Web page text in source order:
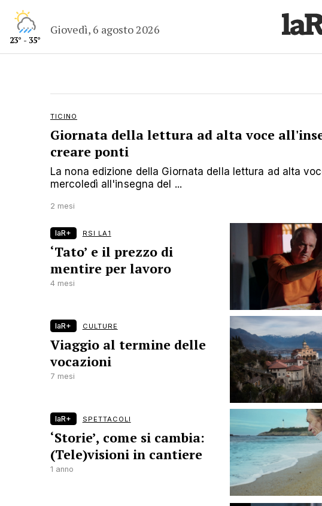
23° - 35°
Giovedì, 6 agosto 2026
TICINO
Giornata della lettura ad alta voce
creare ponti
La nona edizione della Giornata della lettura ad alta
mercoledì all'insegna del ...
2 mesi
laR+ RSI LA1
‘Tato’ e il prezzo di
mentire per lavoro
4 mesi
laR+ CULTURE
Viaggio al termine delle
vocazioni
7 mesi
laR+ SPETTACOLI
‘Storie’, come si cambia:
(Tele)visioni in cantiere
1 anno